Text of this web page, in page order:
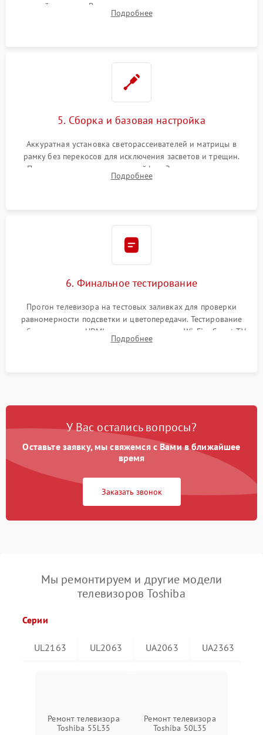
хрупкой матрицы. Восстановление поврежденных дорожек,
прошивка микросхем памяти EEPROM
Подробнее
5. Сборка и базовая настройка
Аккуратная установка светорассеивателей и матрицы в
рамку без перекосов для исключения засветов и трещин.
Подключение внутренних шлейфов. Закрытие корпуса.
Сброс настроек и обновление программного обеспечения.
Подробнее
6. Финальное тестирование
Прогон телевизора на тестовых заливках для проверки
равномерности подсветки и цветопередачи. Тестирование
работы разъемов HDMI, динамиков, модуля Wi-Fi и Smart TV
в рабочем режиме в течение нескольких часов.
Подробнее
У Вас остались вопросы?
Оставьте заявку, мы свяжемся с Вами в ближайшее
время
Заказать звонок
Мы ремонтируем и другие модели
телевизоров Toshiba
Серии
UL2163 UL2063 UA2063 UA2363
Ремонт телевизора
Toshiba 55L35
Ремонт телевизора
Toshiba 50L35